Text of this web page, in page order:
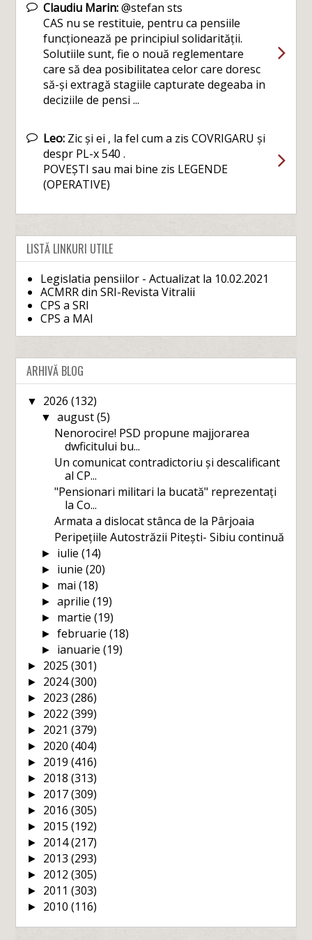
Claudiu Marin:@stefan sts
CAS nu se restituie, pentru ca pensiile
funcționează pe principiul solidarității.
Solutiile sunt, fie o nouă reglementare
care să dea posibilitatea celor care doresc
să-și extragă stagiile capturate degeaba in
deciziile de pensi ...
Leo: Zic și ei , la fel cum a zis COVRIGARU și
despr PL-x 540 .
POVEȘTI sau mai bine zis LEGENDE
(OPERATIVE)
LISTĂ LINKURI UTILE
Legislatia pensiilor - Actualizat la 10.02.2021
ACMRR din SRI-Revista Vitralii
CPS a SRI
CPS a MAI
ARHIVĂ BLOG
▼ 2026(132)
▼ august(5)
Nenorocire! PSD propune majjorarea
dwficitului bu...
Un comunicat contradictoriu și descalificant
al CP...
"Pensionari militari la bucată" reprezentați
la Co...
Armata a dislocat stânca de la Pârjoaia
Peripețiile Autostrăzii Pitești- Sibiu continuă
► iulie (14)
► iunie (20)
► mai (18)
► aprilie (19)
► martie (19)
► februarie (18)
► ianuarie (19)
► 2025(301)
► 2024(300)
► 2023(286)
► 2022(399)
► 2021(379)
► 2020(404)
► 2019(416)
► 2018(313)
► 2017(309)
► 2016(305)
► 2015(192)
► 2014(217)
► 2013(293)
► 2012(305)
► 2011(303)
► 2010(116)